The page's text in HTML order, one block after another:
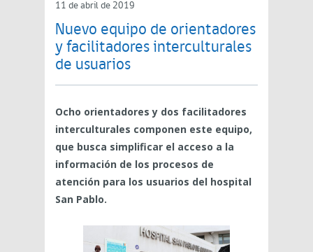
11 de abril de 2019
Nuevo equipo de orientadores
y facilitadores interculturales
de usuarios
Ocho orientadores y dos facilitadores
interculturales componen este equipo,
que busca simplificar el acceso a la
información de los procesos de
atención para los usuarios del hospital
San Pablo.